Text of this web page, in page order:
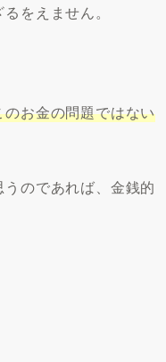
をえません。
お金の問題ではない
のであれば、金銭的